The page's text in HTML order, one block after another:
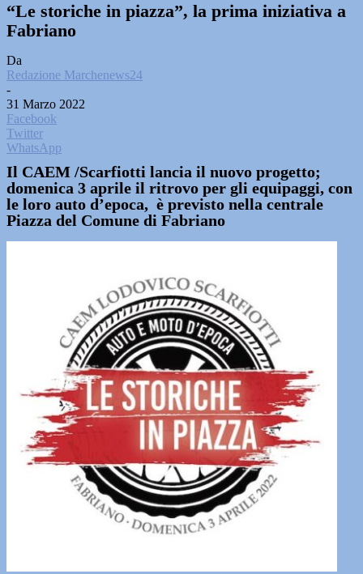
“Le storiche in piazza”, la prima iniziativa a
Fabriano
Da
Redazione Marchenews24
-
31 Marzo 2022
Facebook
Twitter
WhatsApp
Il CAEM /Scarfiotti lancia il nuovo progetto;
domenica 3 aprile il ritrovo per gli equipaggi, con
le loro auto d’epoca, è previsto nella centrale
Piazza del Comune di Fabriano